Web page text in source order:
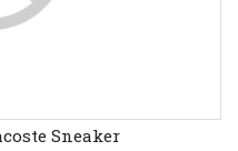
Sneaker